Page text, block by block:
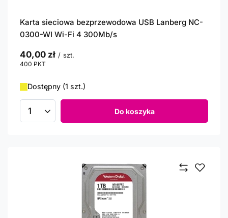
Karta sieciowa bezprzewodowa USB Lanberg NC-
0300-WI Wi-Fi 4 300Mb/s
40,00 zł / szt.
400 PKT
Dostępny (1 szt.)
Ilość produktów Do koszyka